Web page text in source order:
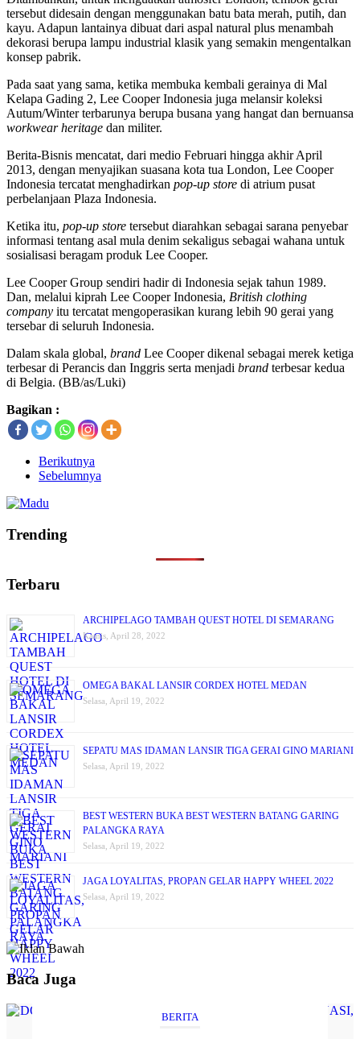
tersebut didesain dengan menggunakan batu bata merah, putih, dan
kayu. Adapun lantainya dibuat dari aspal natural plus menambah
dekorasi berupa lampu industrial klasik yang semakin mengentalkan
konsep pabrik.
Pada saat yang sama, ketika membuka kembali gerainya di Mal
Kelapa Gading 2, Lee Cooper Indonesia juga melansir koleksi
Autum/Winter terbarunya berupa busana yang hangat dan bernuansa
workwear heritage dan militer.
Berita-Bisnis mencatat, dari medio Februari hingga akhir April
2013, dengan menyajikan suasana kota tua London, Lee Cooper
Indonesia tercatat menghadirkan pop-up store di atrium pusat
perbelanjaan Plaza Indonesia.
Ketika itu, pop-up store tersebut diarahkan sebagai sarana penyebar
informasi tentang asal mula denim sekaligus sebagai wahana untuk
sosialisasi beragam produk Lee Cooper.
Lee Cooper Group sendiri hadir di Indonesia sejak tahun 1989.
Dan, melalui kiprah Lee Cooper Indonesia, British clothing
company itu tercatat mengoperasikan kurang lebih 90 gerai yang
tersebar di seluruh Indonesia.
Dalam skala global, brand Lee Cooper dikenal sebagai merek ketiga
terbesar di Perancis dan Inggris serta menjadi brand terbesar kedua
di Belgia. (BB/as/Luki)
Bagikan :
Berikutnya
Sebelumnya
Trending
Terbaru
ARCHIPELAGO TAMBAH QUEST HOTEL DI SEMARANG
Kamis, April 28, 2022
OMEGA BAKAL LANSIR CORDEX HOTEL MEDAN
Selasa, April 19, 2022
SEPATU MAS IDAMAN LANSIR TIGA GERAI GINO MARIANI
Selasa, April 19, 2022
BEST WESTERN BUKA BEST WESTERN BATANG GARING
PALANGKA RAYA
Selasa, April 19, 2022
JAGA LOYALITAS, PROPAN GELAR HAPPY WHEEL 2022
Selasa, April 19, 2022
Baca Juga
BERITA